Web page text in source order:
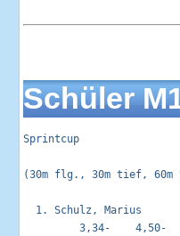
Schüler
Sprintcup
(30m flg., 30m tief,
1. Schulz, Marius
3,34-    4,50-